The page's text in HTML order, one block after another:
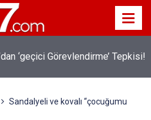
‘geçici Görevlendirme’ Tepkisi!
Sandalyeli ve kovalı “çocuğumu